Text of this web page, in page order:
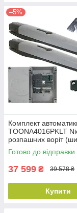
–5%
Комплект
TOONA4016PKLT
розпашних воріт
6 м)
Готово до відправки
37 599 ₴ 39 578 ₴
Купити